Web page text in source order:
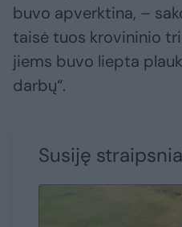
buvo apverktina, –
taisė tuos krovininio
jiems buvo liepta
darbų“.
Susiję